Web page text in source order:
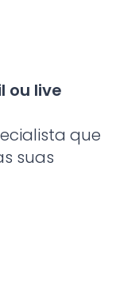
ou live
que
suas